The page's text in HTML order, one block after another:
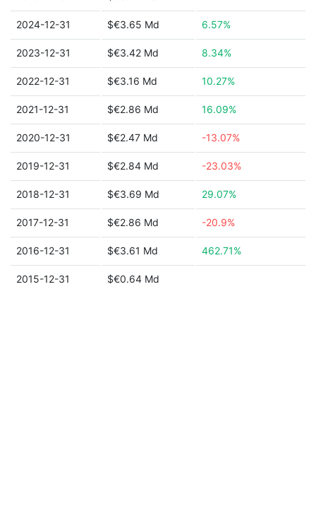
2024-12-31 $€3.65 Md 6.57%
2023-12-31 $€3.42 Md 8.34%
2022-12-31 $€3.16 Md 10.27%
2021-12-31 $€2.86 Md 16.09%
2020-12-31 $€2.47 Md -13.07%
2019-12-31 $€2.84 Md -23.03%
2018-12-31 $€3.69 Md 29.07%
2017-12-31 $€2.86 Md -20.9%
2016-12-31 $€3.61 Md 462.71%
2015-12-31 $€0.64 Md